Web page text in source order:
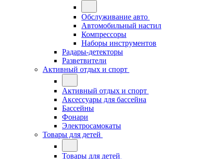
Обслуживание авто
Автомобильный настил
Компрессоры
Наборы инструментов
Радары-детекторы
Разветвители
Активный отдых и спорт
Активный отдых и спорт
Аксессуары для бассейна
Бассейны
Фонари
Электросамокаты
Товары для детей
Товары для детей